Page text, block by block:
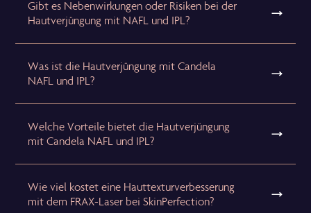
Gibt es Nebenwirkungen oder Risiken bei der
Hautverjüngung mit NAFL und IPL?
Was ist die Hautverjüngung mit Candela
NAFL und IPL?
Welche Vorteile bietet die Hautverjüngung
mit Candela NAFL und IPL?
Wie viel kostet eine Hauttexturverbesserung
mit dem FRAX-Laser bei SkinPerfection?